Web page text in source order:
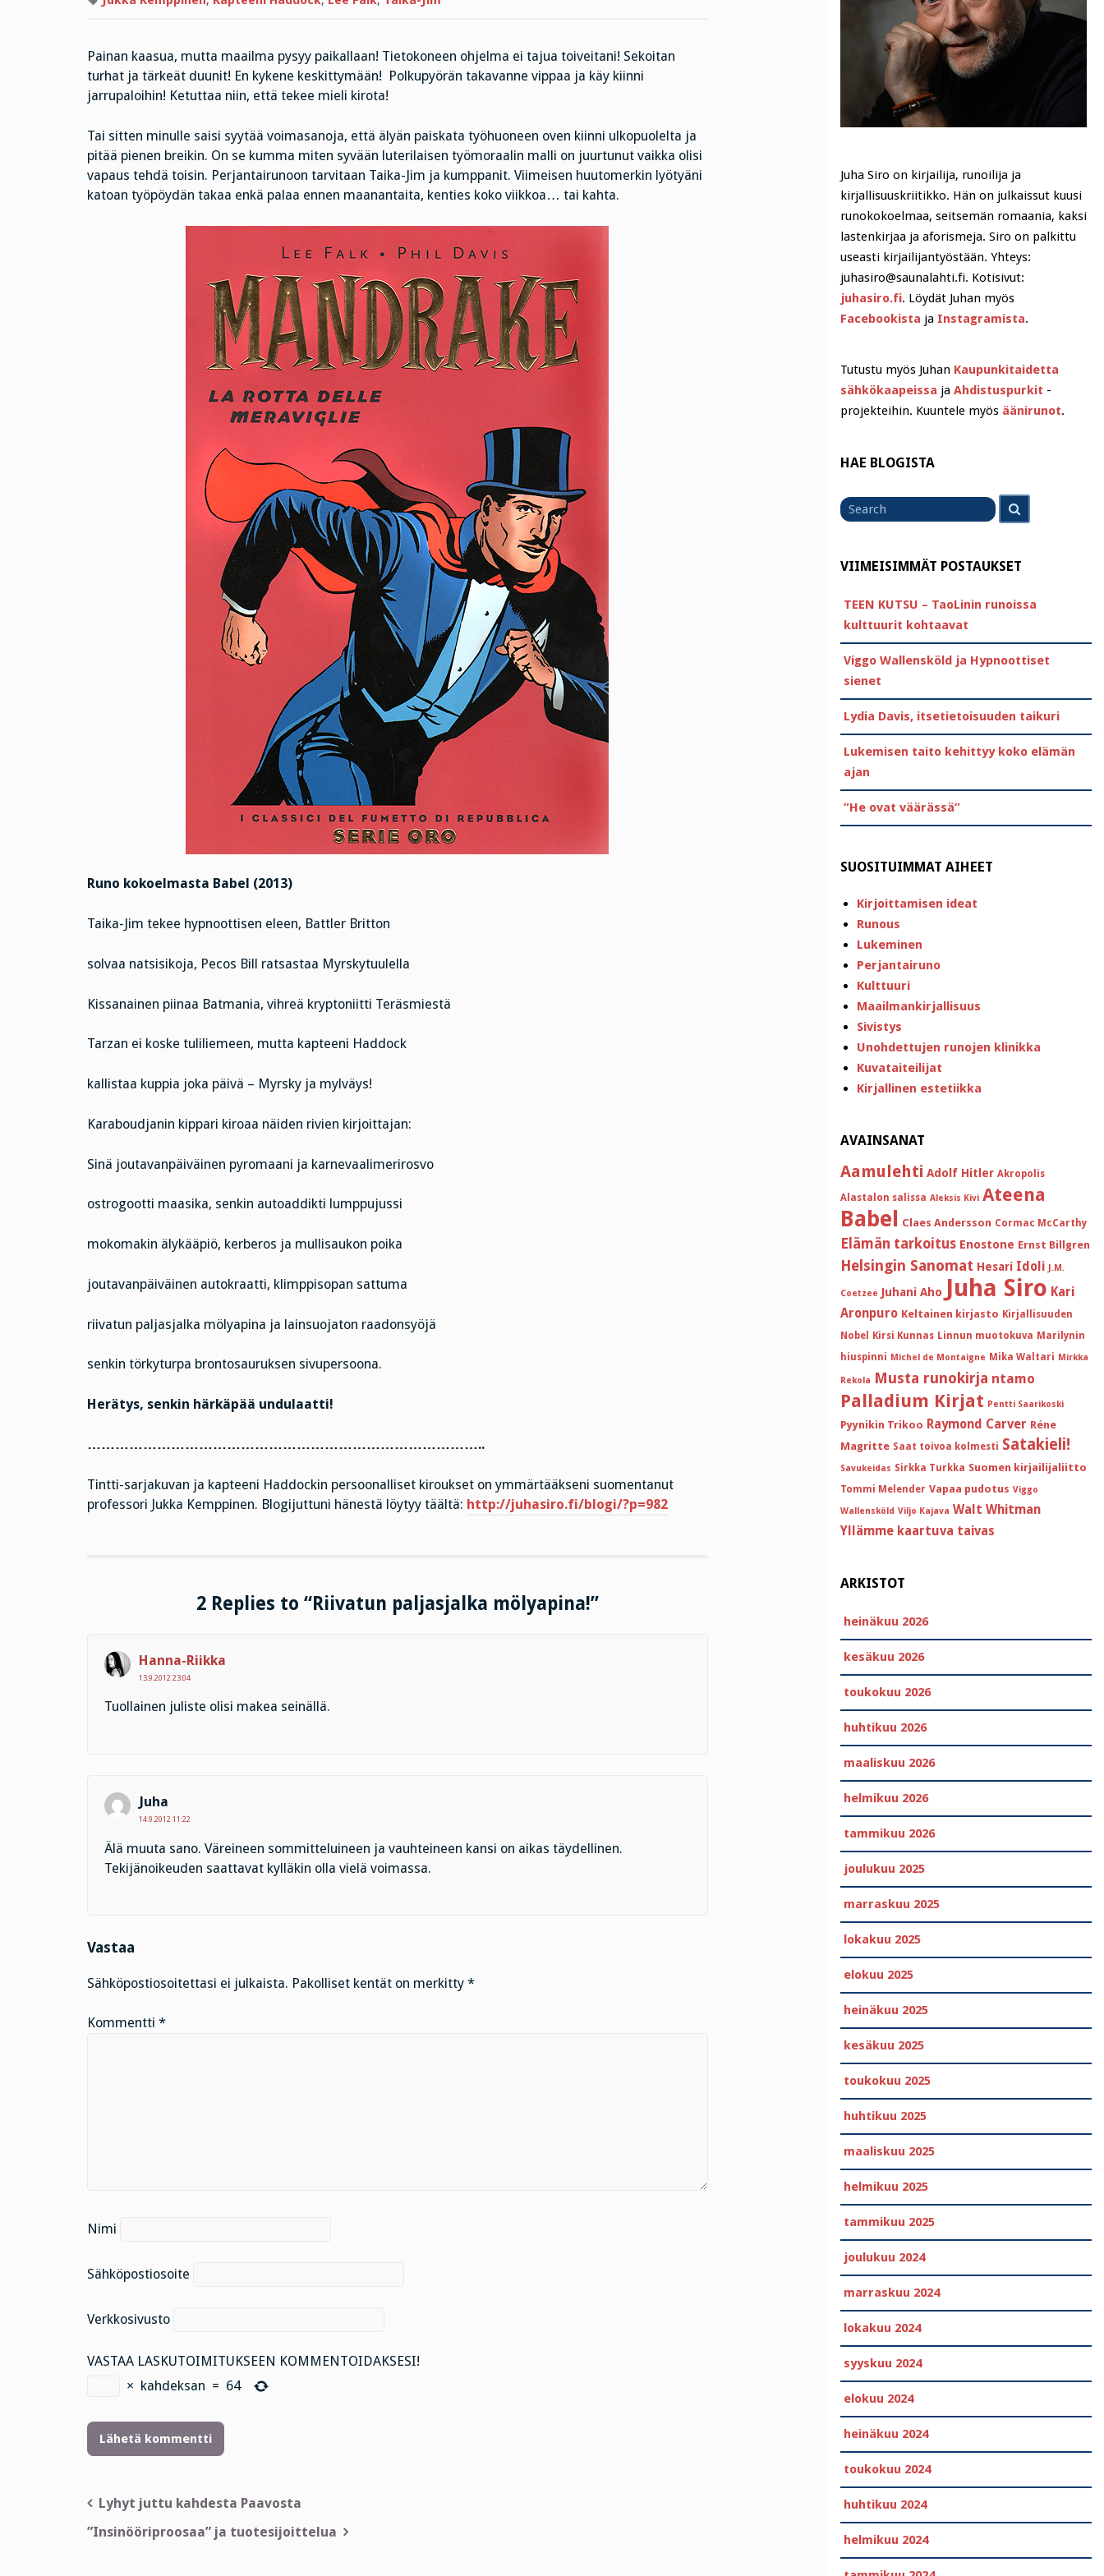
Painan kaasua, mutta maailma pysyy paikallaan! Tietokoneen ohjelma ei tajua toiveitani! Sekoitan
turhat ja tärkeät duunit! En kykene keskittymään! Polkupyörän takavanne vippaa ja käy kiinni
jarrupaloihin! Ketuttaa niin, että tekee mieli kirota!
Tai sitten minulle saisi syytää voimasanoja, että älyän paiskata työhuoneen oven kiinni ulkopuolelta ja
pitää pienen breikin. On se kumma miten syvään luterilaisen työmoraalin malli on juurtunut vaikka olisi
vapaus tehdä toisin. Perjantairunoon tarvitaan Taika-Jim ja kumppanit. Viimeisen huutomerkin lyötyäni
katoan työpöydän takaa enkä palaa ennen maanantaita, kenties koko viikkoa… tai kahta.
Runo kokoelmasta Babel (2013)
Taika-Jim tekee hypnoottisen eleen, Battler Britton
solvaa natsisikoja, Pecos Bill ratsastaa Myrskytuulella
Kissanainen piinaa Batmania, vihreä kryptoniitti Teräsmiestä
Tarzan ei koske tuliliemeen, mutta kapteeni Haddock
kallistaa kuppia joka päivä – Myrsky ja mylväys!
Karaboudjanin kippari kiroaa näiden rivien kirjoittajan:
Sinä joutavanpäiväinen pyromaani ja karnevaalimerirosvo
ostrogootti maasika, senkin autoaddikti lumppujussi
mokomakin älykääpiö, kerberos ja mullisaukon poika
joutavanpäiväinen autokraatti, klimppisopan sattuma
riivatun paljasjalka mölyapina ja lainsuojaton raadonsyöjä
senkin törkyturpa brontosauruksen sivupersoona.
Herätys, senkin härkäpää undulaatti!
…………………………………………………………………………..
Tintti-sarjakuvan ja kapteeni Haddockin persoonalliset kiroukset on ymmärtääkseni suomentanut
professori Jukka Kemppinen. Blogijuttuni hänestä löytyy täältä: http://juhasiro.fi/blogi/?p=982
2 Replies to “Riivatun paljasjalka mölyapina!”
Hanna-Riikka
13.9.2012 23:04
Tuollainen juliste olisi makea seinällä.
Juha
14.9.2012 11:22
Älä muuta sano. Väreineen sommitteluineen ja vauhteineen kansi on aikas täydellinen.
Tekijänoikeuden saattavat kylläkin olla vielä voimassa.
Vastaa
Sähköpostiosoitettasi ei julkaista. Pakolliset kentät on merkitty *
Kommentti *
Nimi
Sähköpostiosoite
Verkkosivusto
VASTAA LASKUTOIMITUKSEEN KOMMENTOIDAKSESI!
× kahdeksan = 64
Artikkelien
selaus
Lyhyt juttu kahdesta Paavosta
”Insinööriproosaa” ja tuotesijoittelua
Juha Siro on kirjailija, runoilija ja
kirjallisuuskriitikko. Hän on julkaissut kuusi
runokokoelmaa, seitsemän romaania, kaksi
lastenkirjaa ja aforismeja. Siro on palkittu
useasti kirjailijantyöstään. Yhteys:
juhasiro@saunalahti.fi. Kotisivut:
juhasiro.fi. Löydät Juhan myös
Facebookista ja Instagramista.
Tutustu myös Juhan Kaupunkitaidetta
sähkökaapeissa ja Ahdistuspurkit -
projekteihin. Kuuntele myös äänirunot.
HAE BLOGISTA
for
VIIMEISIMMÄT POSTAUKSET
TEEN KUTSU – TaoLinin runoissa
kulttuurit kohtaavat
Viggo Wallensköld ja Hypnoottiset
sienet
Lydia Davis, itsetietoisuuden taikuri
Lukemisen taito kehittyy koko elämän
ajan
”He ovat väärässä”
SUOSITUIMMAT AIHEET
Kirjoittamisen ideat
Runous
Lukeminen
Perjantairuno
Kulttuuri
Maailmankirjallisuus
Sivistys
Unohdettujen runojen klinikka
Kuvataiteilijat
Kirjallinen estetiikka
AVAINSANAT
Aamulehti Adolf Hitler Akropolis
Alastalon salissa Aleksis Kivi Ateena
Babel Claes Andersson Cormac McCarthy
Elämän tarkoitus Enostone Ernst Billgren
Helsingin Sanomat Hesari Idoli J.M.
Coetzee Juhani Aho Juha Siro Kari
Aronpuro Keltainen kirjasto Kirjallisuuden
Nobel
Kirsi Kunnas Linnun muotokuva Marilynin
hiuspinni Michel de Montaigne Mika Waltari Mirkka
Rekola Musta runokirja ntamo
Palladium Kirjat Pentti Saarikoski
Pyynikin Trikoo Raymond Carver Réne
Magritte Saat toivoa kolmesti Satakieli!
Savukeidas Sirkka Turkka Suomen kirjailijaliitto
Tommi Melender Vapaa pudotus Viggo
Wallensköld Viljo Kajava Walt Whitman
Yllämme kaartuva taivas
ARKISTOT
heinäkuu 2026
kesäkuu 2026
toukokuu 2026
huhtikuu 2026
maaliskuu 2026
helmikuu 2026
tammikuu 2026
joulukuu 2025
marraskuu 2025
lokakuu 2025
elokuu 2025
heinäkuu 2025
kesäkuu 2025
toukokuu 2025
huhtikuu 2025
maaliskuu 2025
helmikuu 2025
tammikuu 2025
joulukuu 2024
marraskuu 2024
lokakuu 2024
syyskuu 2024
elokuu 2024
heinäkuu 2024
toukokuu 2024
huhtikuu 2024
helmikuu 2024